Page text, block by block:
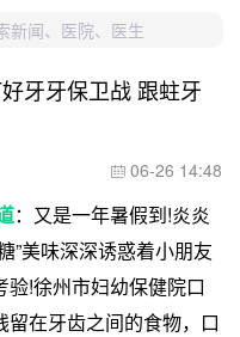
新闻、医院、医生
牙牙保卫战 跟蛀牙
 06-26 14:48
：又是一年暑假到!炎炎
”美味深深诱惑着小朋友
!徐州市妇幼保健院口
在牙齿之间的食物，口